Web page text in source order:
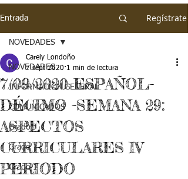
Entrada Regístrate
NOVEDADES
INFORMACIÓN GENERAL
COMUNICADOS
Grado J
Grado T
Grado 1
NOVEDADES
7/09/2020 ESPAÑOL-
DÉCIMO -SEMANA 29:
ASPECTOS
CURRICULARES IV
PERIODO
Carely Londoño
7 sept 2020 1 min de lectura